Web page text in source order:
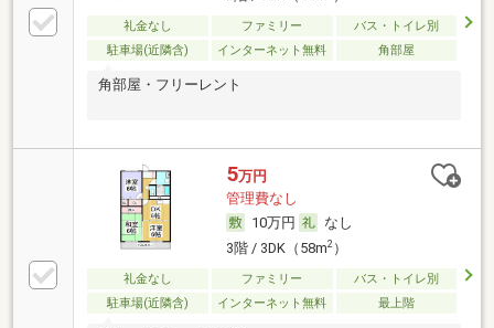
礼金なし ファミリー
バス・トイレ別
駐車場(近隣含)
インターネット無料 角部屋
角部屋・フリーレント
5万円
管理費なし
10万円
なし
3階 / 3DK（58m2）
礼金なし ファミリー
バス・トイレ別
駐車場(近隣含)
インターネット無料 最上階